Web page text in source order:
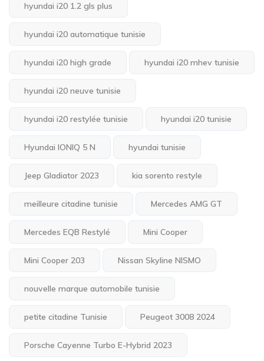
hyundai i20 1.2 gls plus
hyundai i20 automatique tunisie
hyundai i20 high grade hyundai i20 mhev tunisie
hyundai i20 neuve tunisie
hyundai i20 restylée tunisie hyundai i20 tunisie
Hyundai IONIQ 5 N hyundai tunisie
Jeep Gladiator 2023 kia sorento restyle
meilleure citadine tunisie Mercedes AMG GT
Mercedes EQB Restylé Mini Cooper
Mini Cooper 203 Nissan Skyline NISMO
nouvelle marque automobile tunisie
petite citadine Tunisie Peugeot 3008 2024
Porsche Cayenne Turbo E-Hybrid 2023